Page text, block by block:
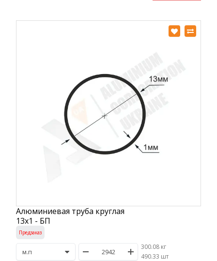
Алюминиевая труба круглая
13х1 - БП
Предзаказ
300.08 кг
/490.33 шт